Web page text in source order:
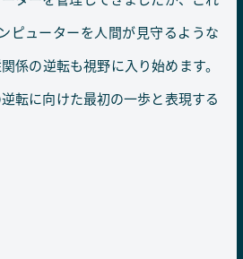
ピューターを人間が見守るような
係の逆転も視野に入り始めます。
転に向けた最初の一歩と表現する